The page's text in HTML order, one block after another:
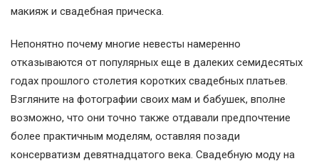
макияж и свадебная прическа.
Непонятно почему многие невесты намеренно
отказываются от популярных еще в далеких семидесятых
годах прошлого столетия коротких свадебных платьев.
Взгляните на фотографии своих мам и бабушек, вполне
возможно, что они точно также отдавали предпочтение
более практичным моделям, оставляя позади
консерватизм девятнадцатого века. Свадебную моду на